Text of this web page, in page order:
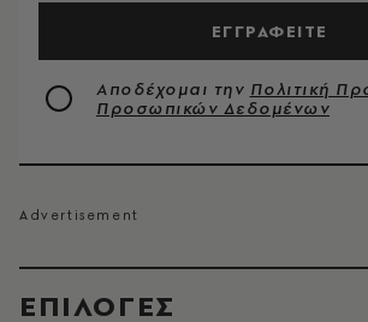
EΠΙΛΟΓΈΣ
ΕΓΓΡΑΦΕΙΤΕ
Αποδέχομαι την Πολιτική
Προσωπικών Δεδομένων